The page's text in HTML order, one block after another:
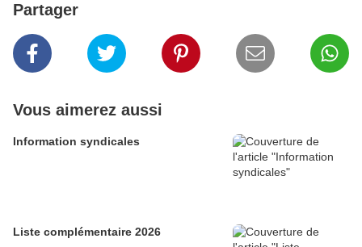
Partager
Vous aimerez aussi
Information syndicales
Liste complémentaire 2026